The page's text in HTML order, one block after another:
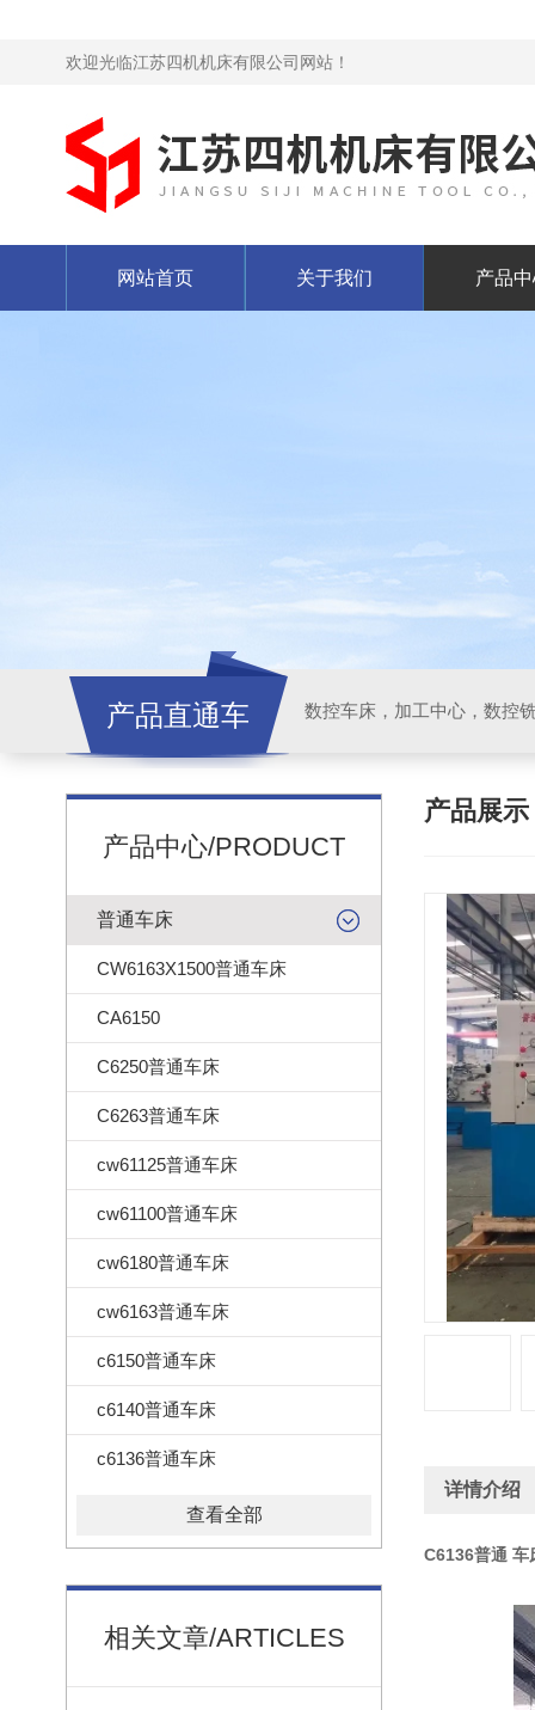
欢迎光临江苏四机机床有限公司网站！
网站首页 关于我们 产品
产品直通车
产品中心/PRODUCT
普通车床
CW6163X1500普通车床
CA6150
C6250普通车床
C6263普通车床
cw61125普通车床
cw61100普通车床
cw6180普通车床
cw6163普通车床
c6150普通车床
c6140普通车床
c6136普通车床
查看全部
相关文章/ARTICLES
产品展示
详情介绍
C6136普通 车